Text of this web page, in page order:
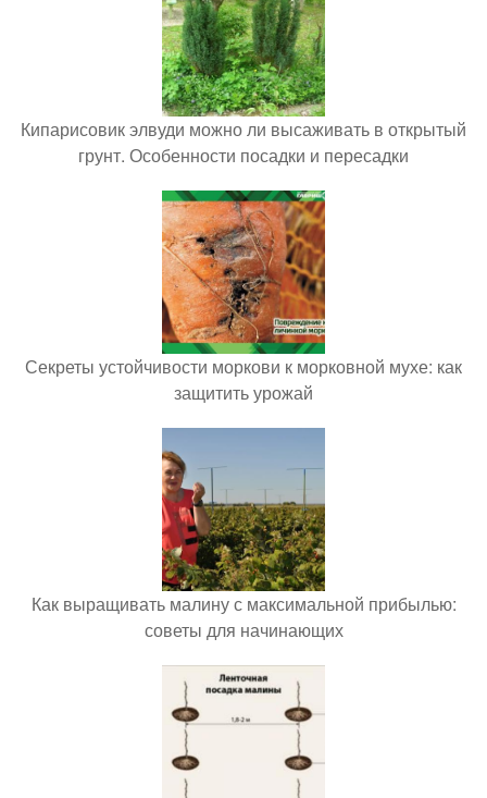
Кипарисовик элвуди можно ли высаживать в открытый
грунт. Особенности посадки и пересадки
Секреты устойчивости моркови к морковной мухе: как
защитить урожай
Как выращивать малину с максимальной прибылью:
советы для начинающих